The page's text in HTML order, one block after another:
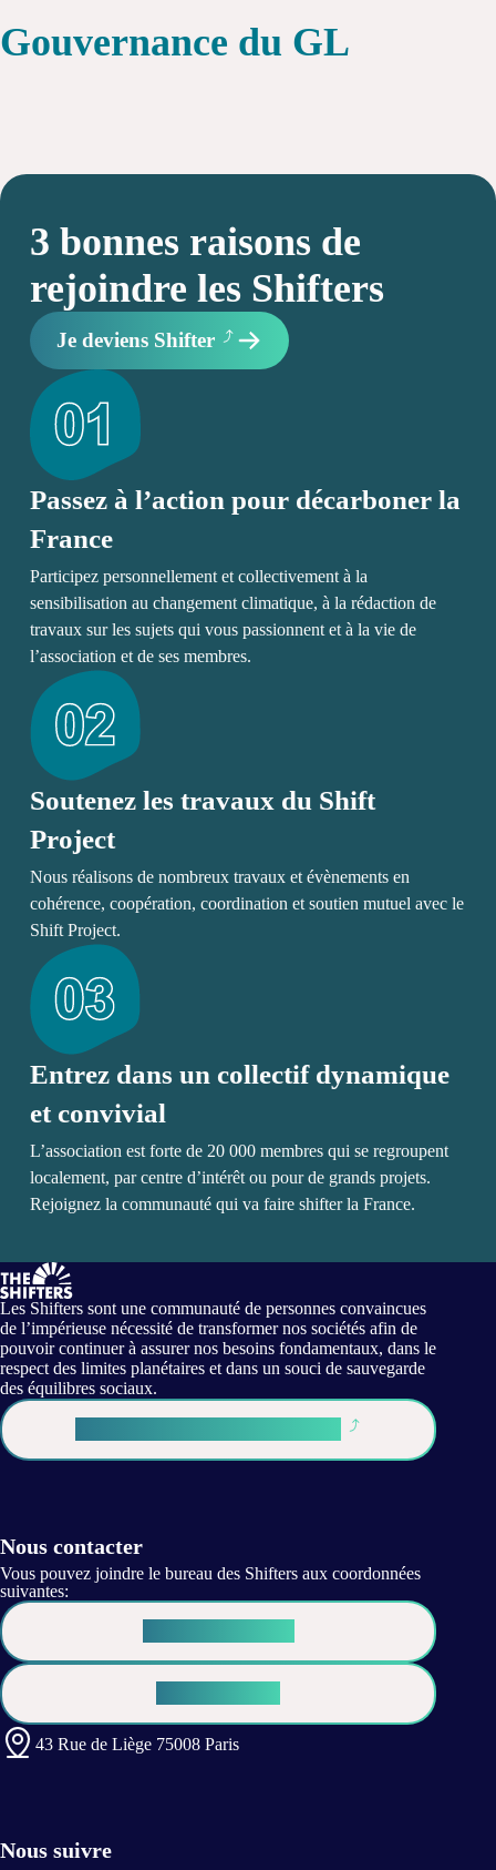
Gouvernance du GL
3 bonnes raisons de
rejoindre les Shifters
Je deviens Shifter
Passez à l’action pour décarboner la
France
Participez personnellement et collectivement à la
sensibilisation au changement climatique, à la rédaction de
travaux sur les sujets qui vous passionnent et à la vie de
l’association et de ses membres.
Soutenez les travaux du Shift
Project
Nous réalisons de nombreux travaux et évènements en
cohérence, coopération, coordination et soutien mutuel avec le
Shift Project.
Entrez dans un collectif dynamique
et convivial
L’association est forte de 20 000 membres qui se regroupent
localement, par centre d’intérêt ou pour de grands projets.
Rejoignez la communauté qui va faire shifter la France.
Les Shifters sont une communauté de personnes convaincues
de l’impérieuse nécessité de transformer nos sociétés afin de
pouvoir continuer à assurer nos besoins fondamentaux, dans le
respect des limites planétaires et dans un souci de sauvegarde
des équilibres sociaux.
Nous contacter
Vous pouvez joindre le bureau des Shifters aux coordonnées
suivantes:
43 Rue de Liège 75008 Paris
Nous suivre